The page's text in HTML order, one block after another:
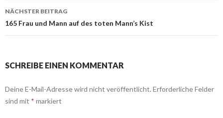
NÄCHSTER BEITRAG
165 Frau und Mann auf des toten Mann’s Kist
SCHREIBE EINEN KOMMENTAR
Deine E-Mail-Adresse wird nicht veröffentlicht. Erforderliche Felder
sind mit * markiert